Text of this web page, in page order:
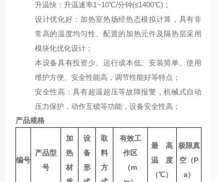
升温快：升温速率1~10℃/分钟(≤1400℃) ；
设计优化好：加热室热场经热态模拟计算，具有非
常高的温度均匀性、配置的加热元件及隔热层采用
模块化优化设计；
本设备具有投资少、运行成本低、安装简单、使用
维护方便、安全性能高，调节性能好等特点；
安全性高：具有超温超压等故障报警，机械式自动
压力保护，动作互锁等功能，设备安全性高；
产品规格
编号
产品型
号
加
热
材
设
备
形
取
料
方
有效工
作区
（m
最高
温度
（℃）
极限真
空（P
a）